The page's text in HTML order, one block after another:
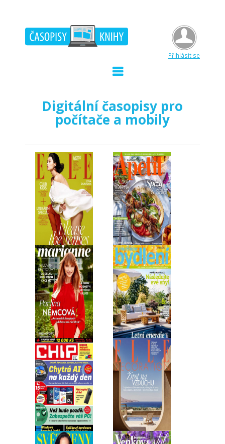
Přihlásit se
Digitální časopisy pro
počítače a mobily
ELLE 08/2026 Apetit 08/2026
Marianne 08/2026
Marianne Bydlení
08/2026